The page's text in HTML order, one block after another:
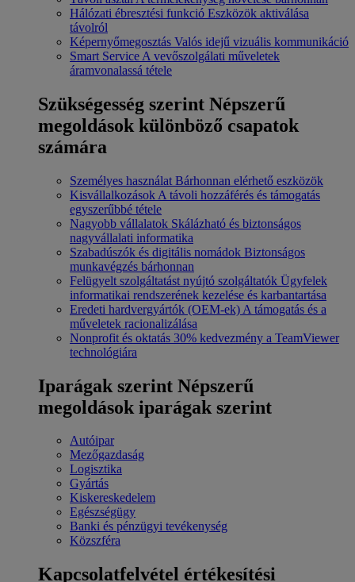
Hálózati ébresztési funkció Eszközök aktiválása
távolról
Képernyőmegosztás Valós idejű vizuális kommunikáció
Smart Service A vevőszolgálati műveletek
áramvonalassá tétele
Szükségesség szerint Népszerű
megoldások különböző csapatok
számára
Személyes használat Bárhonnan elérhető eszközök
Kisvállalkozások A távoli hozzáférés és támogatás
egyszerűbbé tétele
Nagyobb vállalatok Skálázható és biztonságos
nagyvállalati informatika
Szabadúszók és digitális nomádok Biztonságos
munkavégzés bárhonnan
Felügyelt szolgáltatást nyújtó szolgáltatók Ügyfelek
informatikai rendszerének kezelése és karbantartása
Eredeti hardvergyártók (OEM-ek) A támogatás és a
műveletek racionalizálása
Nonprofit és oktatás 30% kedvezmény a TeamViewer
technológiára
Iparágak szerint Népszerű
megoldások iparágak szerint
Autóipar
Mezőgazdaság
Logisztika
Gyártás
Kiskereskedelem
Egészségügy
Banki és pénzügyi tevékenység
Közszféra
Kapcsolatfelvétel értékesítési